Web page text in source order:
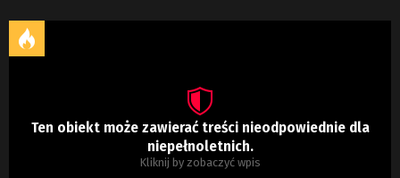
Ten obiekt może zawierać treści nieodpowiednie dla
niepełnoletnich.
Kliknij by zobaczyć wpis